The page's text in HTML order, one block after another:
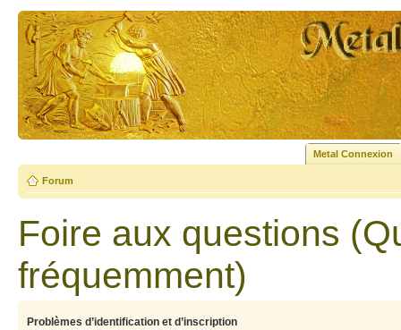
Metal Connexion
Forum
Foire aux questions
fréquemment)
Problèmes d’identification et d’inscription